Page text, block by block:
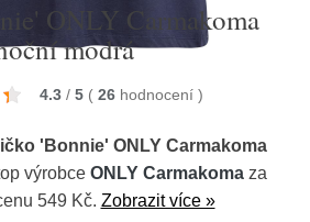
ONLY Carmakoma
modrá
4.3 / 5 ( 26 hodnocení )
'Bonnie' ONLY Carmakoma
výrobce ONLY Carmakomaza
549 Kč. Zobrazit více »